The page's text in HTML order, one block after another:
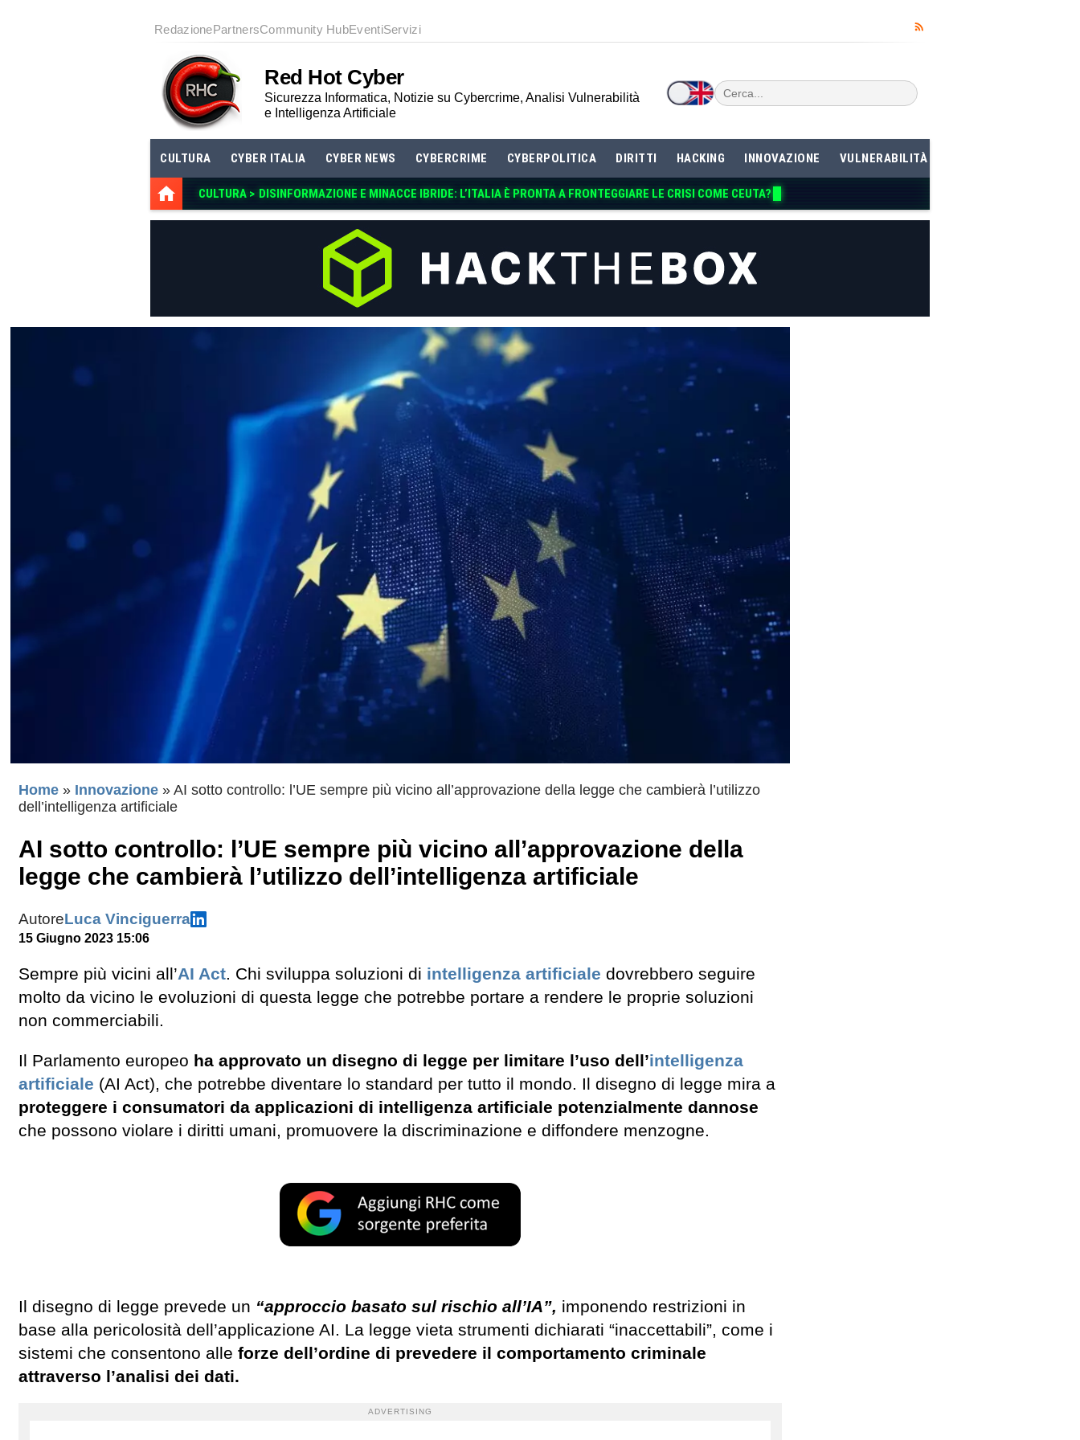
RedazionePartnersCommunity HubEventiServizi
Red Hot Cyber
Sicurezza Informatica, Notizie su Cybercrime, Analisi Vulnerabilità
e Intelligenza Artificiale
CULTURA CYBER ITALIA CYBER NEWS CYBERCRIME CYBERPOLITICA DIRITTI HACKING INNOVAZIONE VULNERABILITÀ
CULTURA > DISINFORMAZIONE E MINACCE IBRIDE: L’ITALIA È PRONTA A FRONTEGGIARE LE CRISI COME CEUTA?
Home » Innovazione » AI sotto controllo: l’UE sempre più vicino all’approvazione della legge che cambierà l’utilizzo
dell’intelligenza artificiale
AI sotto controllo: l’UE sempre più vicino all’approvazione della
legge che cambierà l’utilizzo dell’intelligenza artificiale
AutoreLuca Vinciguerra
15 Giugno 2023 15:06
Sempre più vicini all’AI Act. Chi sviluppa soluzioni di intelligenza artificiale dovrebbero seguire
molto da vicino le evoluzioni di questa legge che potrebbe portare a rendere le proprie soluzioni
non commerciabili.
Il Parlamento europeo ha approvato un disegno di legge per limitare l’uso dell’intelligenza
artificiale (AI Act), che potrebbe diventare lo standard per tutto il mondo. Il disegno di legge mira a
proteggere i consumatori da applicazioni di intelligenza artificiale potenzialmente dannose
che possono violare i diritti umani, promuovere la discriminazione e diffondere menzogne.
Il disegno di legge prevede un “approccio basato sul rischio all’IA”, imponendo restrizioni in
base alla pericolosità dell’applicazione AI. La legge vieta strumenti dichiarati “inaccettabili”, come i
sistemi che consentono alle forze dell’ordine di prevedere il comportamento criminale
attraverso l’analisi dei dati.
ADVERTISING